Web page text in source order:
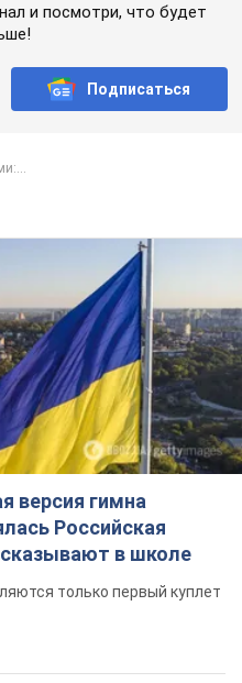
и посмотри, что будет
Подписаться
версия гимна
Российская
в школе
только первый куплет